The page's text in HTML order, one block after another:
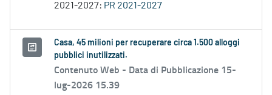
2021-2027: PR 2021-2027
Casa, 45 milioni per recuperare circa 1.500 alloggi
pubblici inutilizzati.
Contenuto Web - Data di Pubblicazione 15-
lug-2026 15.39